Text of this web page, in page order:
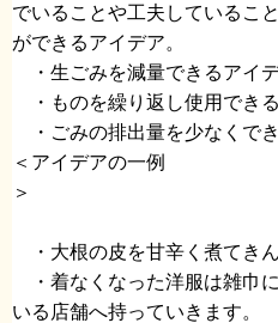
でいることや工夫しているこ
ができるアイデア。
・生ごみを減量できるアイ
・ものを繰り返し使用でき
・ごみの排出量を少なく
＜アイデアの一例
・大根の皮を甘辛く煮てきん
・着なくなった洋服は雑巾
いる店舗へ持っていきます。